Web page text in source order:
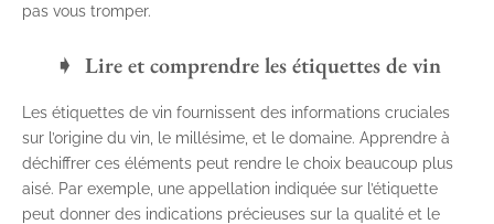
pas vous tromper.
Lire et comprendre les étiquettes de vin
Les étiquettes de vin fournissent des informations cruciales
sur l’origine du vin, le millésime, et le domaine. Apprendre à
déchiffrer ces éléments peut rendre le choix beaucoup plus
aisé. Par exemple, une appellation indiquée sur l’étiquette
peut donner des indications précieuses sur la qualité et le